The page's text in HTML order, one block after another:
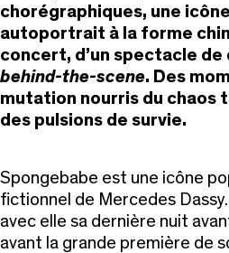
chorégraphiques, une
autoportrait à la forme
concert, d’un spectacle de
behind-the-scene. Des
mutation nourris du chaos
des pulsions de survie.
Spongebabe est une icône
fictionnel de Mercedes
avec elle sa dernière nuit
avant la grande première de